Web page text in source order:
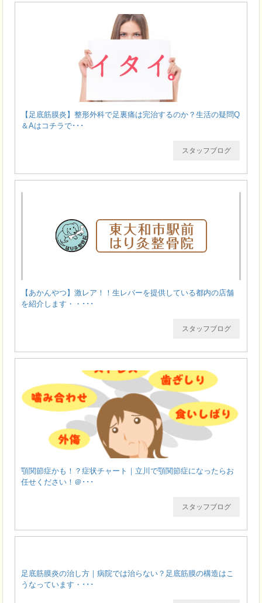
【足底筋膜炎】整形外科で足裏痛は完治するのか？生活の疑問Q
＆Aはコチラで･･･
スタッフブログ
【あかんやつ】激レア！！生レバーを提供している都内の店舗
を紹介します・・･･･
スタッフブログ
顎関節症かも！？症状チャート｜立川で顎関節症になったらお
任せください！＠･･･
スタッフブログ
足底筋膜炎の治し方｜病院では治らない？足底筋膜の構造はこ
うなっています・･･･